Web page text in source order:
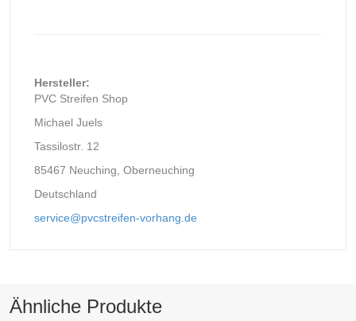
Hersteller:
PVC Streifen Shop
Michael Juels
Tassilostr. 12
85467 Neuching, Oberneuching
Deutschland
service@pvcstreifen-vorhang.de
Ähnliche Produkte